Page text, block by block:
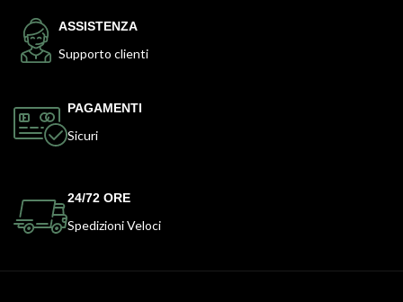
ASSISTENZA
Supporto clienti
PAGAMENTI
Sicuri
24/72 ORE
Spedizioni Veloci